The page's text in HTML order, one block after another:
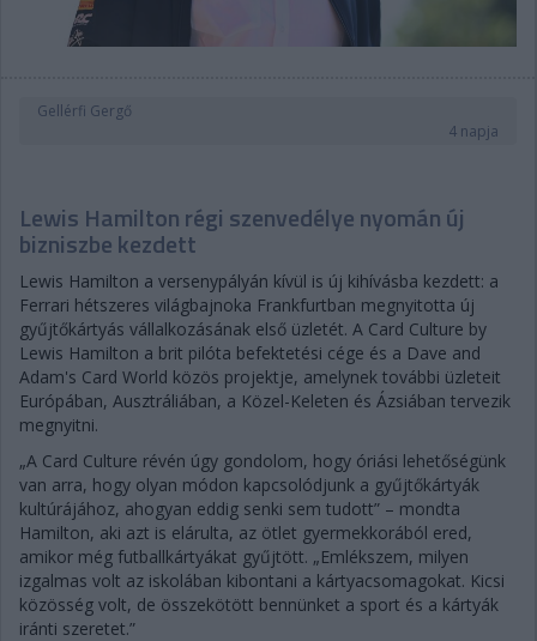
Gellérfi Gergő
4 napja
Lewis Hamilton régi szenvedélye nyomán új
bizniszbe kezdett
Lewis Hamilton a versenypályán kívül is új kihívásba kezdett: a
Ferrari hétszeres világbajnoka Frankfurtban megnyitotta új
gyűjtőkártyás vállalkozásának első üzletét. A Card Culture by
Lewis Hamilton a brit pilóta befektetési cége és a Dave and
Adam's Card World közös projektje, amelynek további üzleteit
Európában, Ausztráliában, a Közel-Keleten és Ázsiában tervezik
megnyitni.
„A Card Culture révén úgy gondolom, hogy óriási lehetőségünk
van arra, hogy olyan módon kapcsolódjunk a gyűjtőkártyák
kultúrájához, ahogyan eddig senki sem tudott” – mondta
Hamilton, aki azt is elárulta, az ötlet gyermekkorából ered,
amikor még futballkártyákat gyűjtött. „Emlékszem, milyen
izgalmas volt az iskolában kibontani a kártyacsomagokat. Kicsi
közösség volt, de összekötött bennünket a sport és a kártyák
iránti szeretet.”